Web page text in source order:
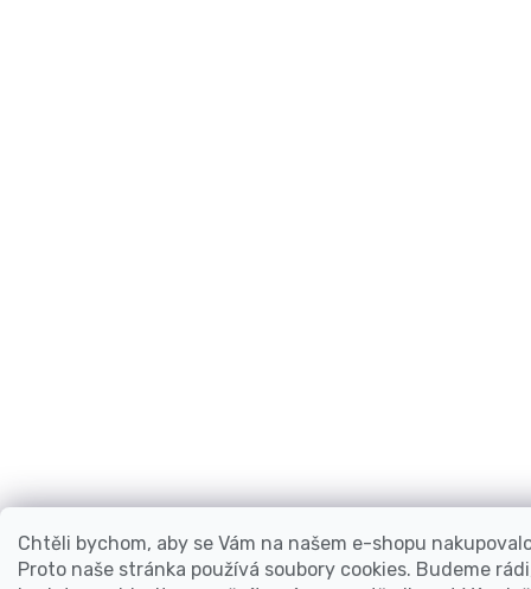
Chtěli bychom, aby se Vám na našem e-shopu
Proto naše stránka používá soubory cookies. Budeme